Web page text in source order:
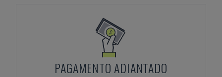
PAGAMENTO ADIANTADO